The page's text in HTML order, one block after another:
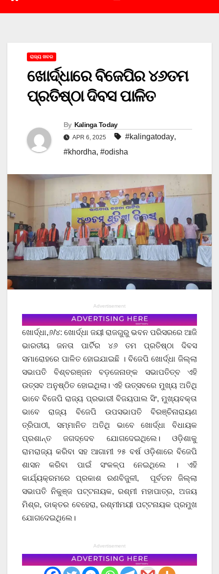
ରାଜ୍ୟ ଖବର
ଖୋର୍ଦ୍ଧାରେ ବିଜେପିର ୪୬ତମ
ପ୍ରତିଷ୍ଠା ଦିବସ ପାଳିତ
By Kalinga Today
APR 6, 2025 #kalingatoday,
#khordha, #odisha
Advertisement
ଖୋର୍ଦ୍ଧା,୬/୪: ଖୋର୍ଦ୍ଧା ଜୟୀ ରାଜଗୁରୁ ଭବନ ପରିସରରେ ଆଜି
ଭାରତୀୟ ଜନତା ପାର୍ଟିର ୪୬ ତମ ପ୍ରତିଷ୍ଠା ଦିବସ
ସମାରୋହରେ ପାଳିତ ହୋଇଯାଇଛି । ବିଜେପି ଖୋର୍ଦ୍ଧା ଜିଲ୍ଲା
ସଭାପତି ବିଶ୍ବରଞ୍ଜନ ବଡ଼ଜେନାଙ୍କ ସଭାପତିତ୍ବ ଏହି
ଉତ୍ସବ ଅନୁଷ୍ଠିତ ହୋଇଥିଲା। ଏହି ଉତ୍ସବରେ ମୁଖ୍ୟ ଅତିଥି
ଭାବେ ବିଜେପି ରାଜ୍ୟ ପ୍ରଭାରୀ ବିଜୟପାଲ ସିଂ, ମୁଖ୍ୟବକ୍ତା
ଭାବେ ରାଜ୍ୟ ବିଜେପି ଉପସଭାପତି ବିରଞ୍ଚିନାରାୟଣ
ତ୍ରିପାଠୀ, ସମ୍ମାନିତ ଅତିଥି ଭାବେ ଖୋର୍ଦ୍ଧା ବିଧାୟକ
ପ୍ରଶାନ୍ତ ଜଗଦ୍ଦେବ ଯୋଗଦେଇଥିଲେ। ଓଡ଼ିଶାକୁ
ରାମରାଜ୍ୟ କରିବା ସହ ଆଗାମୀ ୨୫ ବର୍ଷ ଓଡ଼ିଶାରେ ବିଜେପି
ଶାସନ କରିବା ପାଇଁ ସଂକଳ୍ପ ନେଇଥିଲେ । ଏହି
କାର୍ଯ୍ୟକ୍ରମରେ ପ୍ରକାଶ ରଣବିଜୁଳୀ, ପୂର୍ବତନ ଜିଲ୍ଲା
ସଭାପତି ନିକୁଞ୍ଜ ପଟ୍ଟନାୟକ, ରଶ୍ମୀ ମହାପାତ୍ର, ଅଜୟ
ମିଶ୍ର, ଡାକ୍ତର ବେହେରା, ରଶ୍ମୀମୟୀ ପଟ୍ଟନାୟକ ପ୍ରମୁଖ
ଯୋଗଦେଇଥିଲେ।
Advertisement